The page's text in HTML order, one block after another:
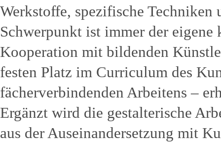
Werkstoffe, spezifische
Schwerpunkt ist immer der eigene
Kooperation mit bildenden
festen Platz im Curriculum des
fächerverbindenden Arbeitens –
Ergänzt wird die gestalterische
aus der Auseinandersetzung mit